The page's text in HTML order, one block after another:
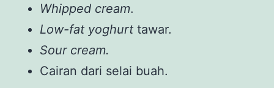
Whipped cream.
Low-fat yoghurt tawar.
Sour cream.
Cairan dari selai buah.